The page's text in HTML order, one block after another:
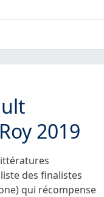
2019
des finalistes
qui récompense